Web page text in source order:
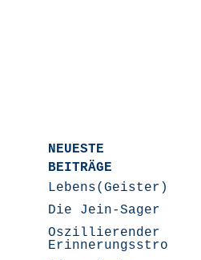
NEUESTE
BEITRÄGE
Die Jein-Sager
Oszillierender
Erinnerungsstrom